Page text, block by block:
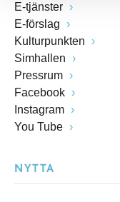
E-tjänster
E-förslag
Kulturpunkten
Simhallen
Pressrum
Facebook
Instagram
You Tube
NYTTA